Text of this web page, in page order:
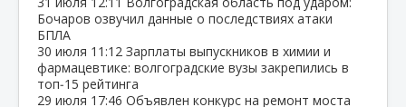
Бочаров озвучил данные о последствиях атаки
БПЛА
30 июля 11:12 Зарплаты выпускников в химии и
фармацевтике: волгоградские вузы закрепились в
топ‑15 рейтинга
29 июля 17:46 Объявлен конкурс на ремонт моста